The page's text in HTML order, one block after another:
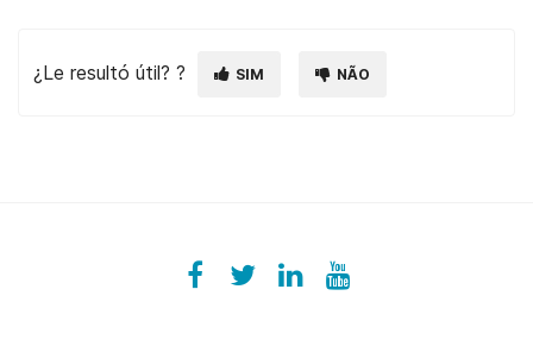
¿Le resultó útil? ? SIM NÃO
Facebook
ezeeplive
Twitter
ezeepLinkedIn
ezeepYouTube